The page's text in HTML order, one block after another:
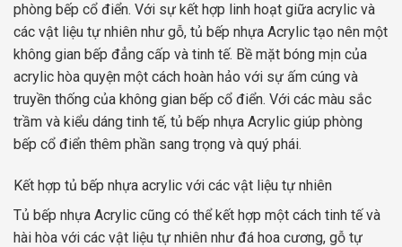
phòng bếp cổ điển. Với sự kết hợp linh hoạt giữa acrylic và
các vật liệu tự nhiên như gỗ, tủ bếp nhựa Acrylic tạo nên một
không gian bếp đẳng cấp và tinh tế. Bề mặt bóng mịn của
acrylic hòa quyện một cách hoàn hảo với sự ấm cúng và
truyền thống của không gian bếp cổ điển. Với các màu sắc
trầm và kiểu dáng tinh tế, tủ bếp nhựa Acrylic giúp phòng
bếp cổ điển thêm phần sang trọng và quý phái.
Kết hợp tủ bếp nhựa acrylic với các vật liệu tự nhiên
Tủ bếp nhựa Acrylic cũng có thể kết hợp một cách tinh tế và
hài hòa với các vật liệu tự nhiên như đá hoa cương, gỗ tự